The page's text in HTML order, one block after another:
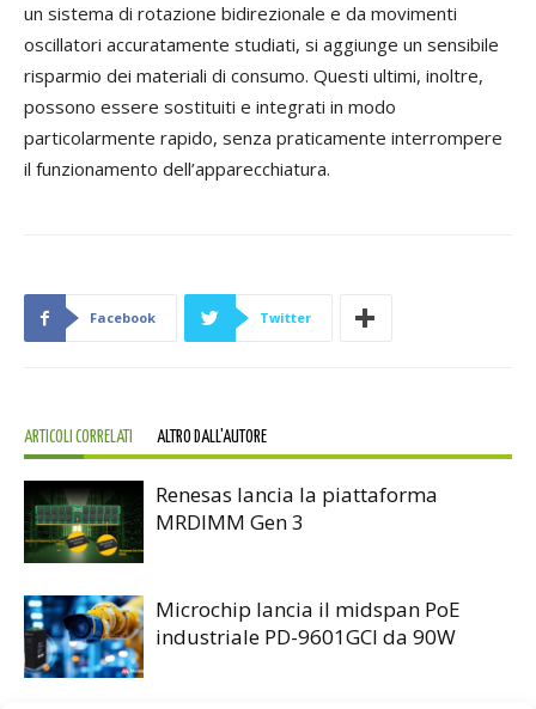
un sistema di rotazione bidirezionale e da movimenti
oscillatori accuratamente studiati, si aggiunge un sensibile
risparmio dei materiali di consumo. Questi ultimi, inoltre,
possono essere sostituiti e integrati in modo
particolarmente rapido, senza praticamente interrompere
il funzionamento dell’apparecchiatura.
Facebook Twitter
ARTICOLI CORRELATI ALTRO DALL'AUTORE
Renesas lancia la piattaforma
MRDIMM Gen 3
Microchip lancia il midspan PoE
industriale PD-9601GCI da 90W